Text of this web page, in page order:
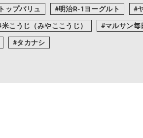
トップバリュ 明治R-1ヨーグルト
米こうじ（みやここうじ）
マルサン
タカナシ